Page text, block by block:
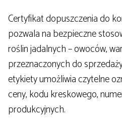
Certyfikat dopuszczenia do
pozwala na bezpieczne
roślin jadalnych – owoców,
przeznaczonych do
etykiety umożliwia czytelne
ceny, kodu kreskowego,
produkcyjnych.